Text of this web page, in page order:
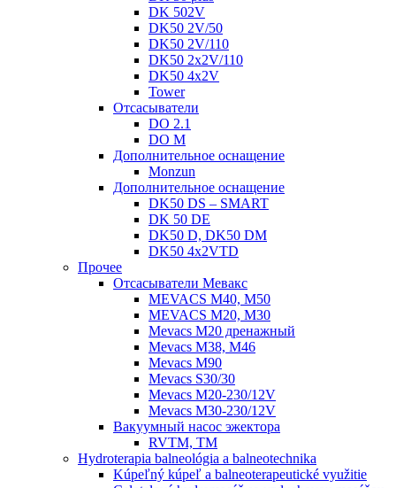
DK 502V
DK50 2V/50
DK50 2V/110
DK50 2x2V/110
DK50 4x2V
Tower
Отсасыватели
DO 2.1
DO M
Дополнительное оснащение
Monzun
Дополнительное оснащение
DK50 DS – SMART
DK 50 DE
DK50 D, DK50 DM
DK50 4x2VTD
Прочеe
Oтсасыватели Мевакс
MEVACS M40, M50
MEVACS M20, M30
Mevacs M20 дренажный
Mevacs M38, M46
Mevacs M90
Mevacs S30/30
Mevacs M20-230/12V
Mevacs M30-230/12V
Вакуумный насос эжектора
RVTM, TM
Hydroterapia balneológia a balneotechnika
Kúpeľný kúpeľ a balneoterapeutické využitie